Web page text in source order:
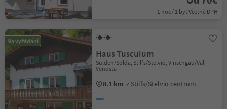
1 noc / 1 byt Včetně DPH
Na vyžádání
Haus Tusculum
Sulden/Solda, Stilfs/Stelvio, Vinschgau/Val
Venosta
8.1 km z Stilfs/Stelvio centrum